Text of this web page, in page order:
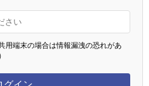
用端末の場合は情報漏洩の恐れがあ